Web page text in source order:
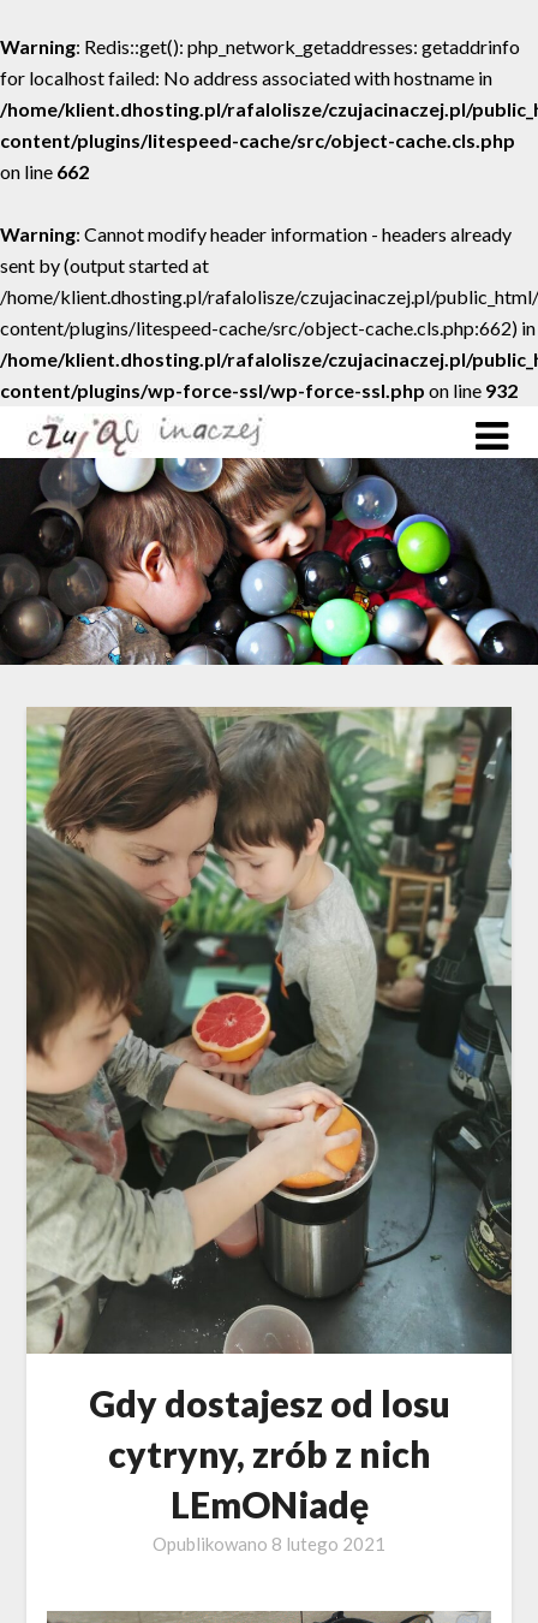
Warning: Redis::get(): php_network_getaddresses: getaddrinfo
for localhost failed: No address associated with hostname in
/home/klient.dhosting.pl/rafalolisze/czujacinaczej.pl/
content/plugins/litespeed-cache/src/object-cache.cls.php
on line 662
Warning: Cannot modify header information - headers already
sent by (output started at
/home/klient.dhosting.pl/rafalolisze/czujacinaczej.pl/
content/plugins/litespeed-cache/src/object-cache.cls.php:662) in
/home/klient.dhosting.pl/rafalolisze/czujacinaczej.pl/
content/plugins/wp-force-ssl/wp-force-ssl.php on line 932
Gdy dostajesz od losu
cytryny, zrób z nich
LEmONiadę
Opublikowano 8 lutego 2021